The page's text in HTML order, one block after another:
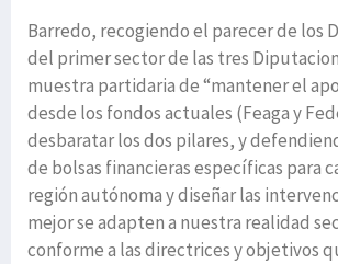
Barredo, recogiendo el parecer de los
del primer sector de las tres
muestra partidaria de “mantener el
desde los fondos actuales (Feaga y
desbaratar los dos pilares, y
de bolsas financieras específicas para
región autónoma y diseñar las
mejor se adapten a nuestra realidad
conforme a las directrices y objetivos